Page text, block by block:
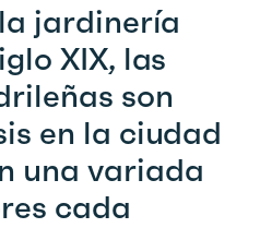
jardinería
XIX, las
son
en la ciudad
una variada
cada